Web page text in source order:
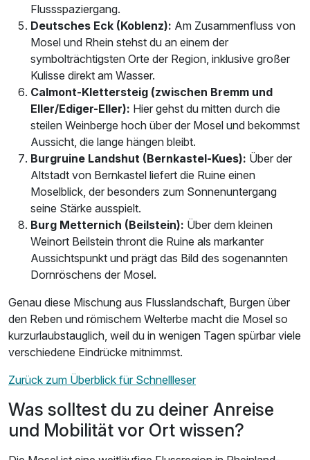
Flussspaziergang.
Deutsches Eck (Koblenz): Am Zusammenfluss von
Mosel und Rhein stehst du an einem der
symbolträchtigsten Orte der Region, inklusive großer
Kulisse direkt am Wasser.
Calmont-Klettersteig (zwischen Bremm und
Eller/Ediger-Eller): Hier gehst du mitten durch die
steilen Weinberge hoch über der Mosel und bekommst
Aussicht, die lange hängen bleibt.
Burgruine Landshut (Bernkastel-Kues): Über der
Altstadt von Bernkastel liefert die Ruine einen
Moselblick, der besonders zum Sonnenuntergang
seine Stärke ausspielt.
Burg Metternich (Beilstein): Über dem kleinen
Weinort Beilstein thront die Ruine als markanter
Aussichtspunkt und prägt das Bild des sogenannten
Dornröschens der Mosel.
Genau diese Mischung aus Flusslandschaft, Burgen über
den Reben und römischem Welterbe macht die Mosel so
kurzurlaubstauglich, weil du in wenigen Tagen spürbar viele
verschiedene Eindrücke mitnimmst.
Zurück zum Überblick für Schnellleser
Was solltest du zu deiner Anreise
und Mobilität vor Ort wissen?